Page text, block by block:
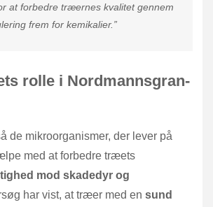
at forbedre træernes kvalitet gennem
frem for kemikalier.”
rolle i Nordmannsgran-
de mikroorganismer, der lever på
med at forbedre træets
mod skadedyr og
har vist, at træer med en sund